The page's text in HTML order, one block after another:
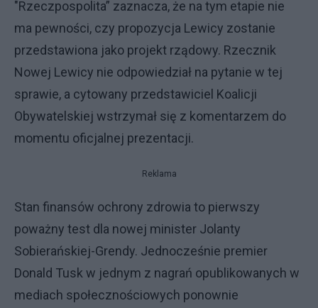
"Rzeczpospolita” zaznacza, że na tym etapie nie
ma pewności, czy propozycja Lewicy zostanie
przedstawiona jako projekt rządowy. Rzecznik
Nowej Lewicy nie odpowiedział na pytanie w tej
sprawie, a cytowany przedstawiciel Koalicji
Obywatelskiej wstrzymał się z komentarzem do
momentu oficjalnej prezentacji.
Reklama
Stan finansów ochrony zdrowia to pierwszy
poważny test dla nowej minister Jolanty
Sobierańskiej-Grendy. Jednocześnie premier
Donald Tusk w jednym z nagrań opublikowanych w
mediach społecznościowych ponownie